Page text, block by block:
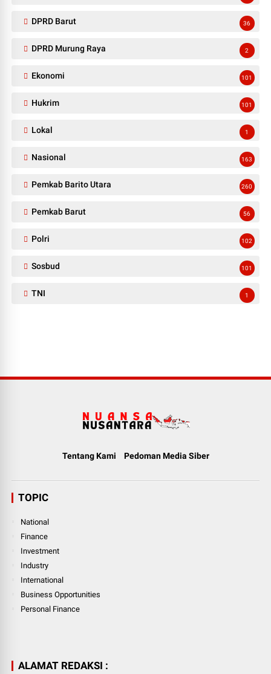
DPRD Barut 36
DPRD Murung Raya 2
Ekonomi 101
Hukrim 101
Lokal 1
Nasional 163
Pemkab Barito Utara 260
Pemkab Barut 56
Polri 102
Sosbud 101
TNI 1
Tentang Kami Pedoman Media Siber
TOPIC
National
Finance
Investment
Industry
International
Business Opportunities
Personal Finance
ALAMAT REDAKSI :